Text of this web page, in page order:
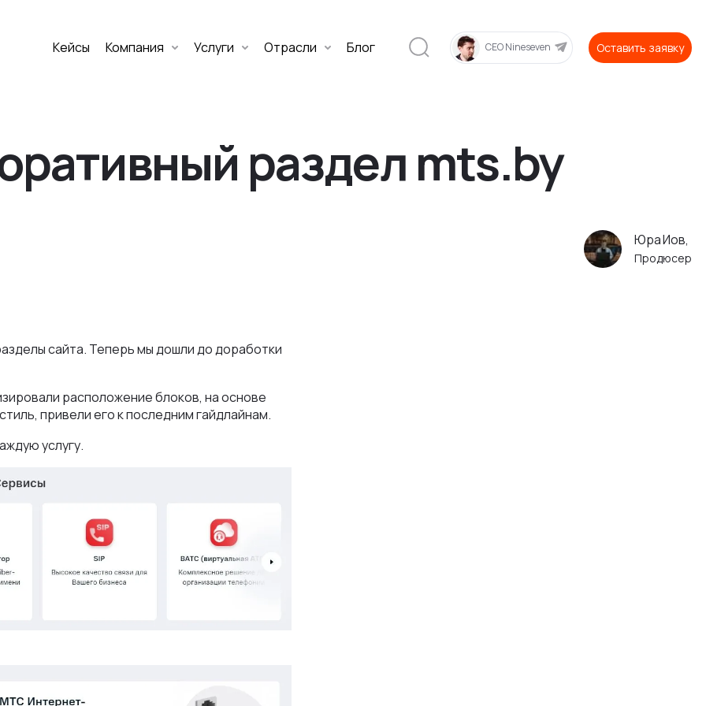
Кейсы Компания Услуги Отрасли Блог CEO Nineseven Оставить заявку
Оставить заявку раздел mts.by
Юра Иов,
Продюсер
сайта. Теперь мы дошли до доработки
расположение блоков, на основе
привели его к последним гайдлайнам.
услугу.